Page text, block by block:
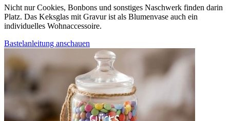
Nicht nur Cookies, Bonbons und sonstiges Naschwerk finden darin
Platz. Das Keksglas mit Gravur ist als Blumenvase auch ein
individuelles Wohnaccessoire.
Bastelanleitung anschauen